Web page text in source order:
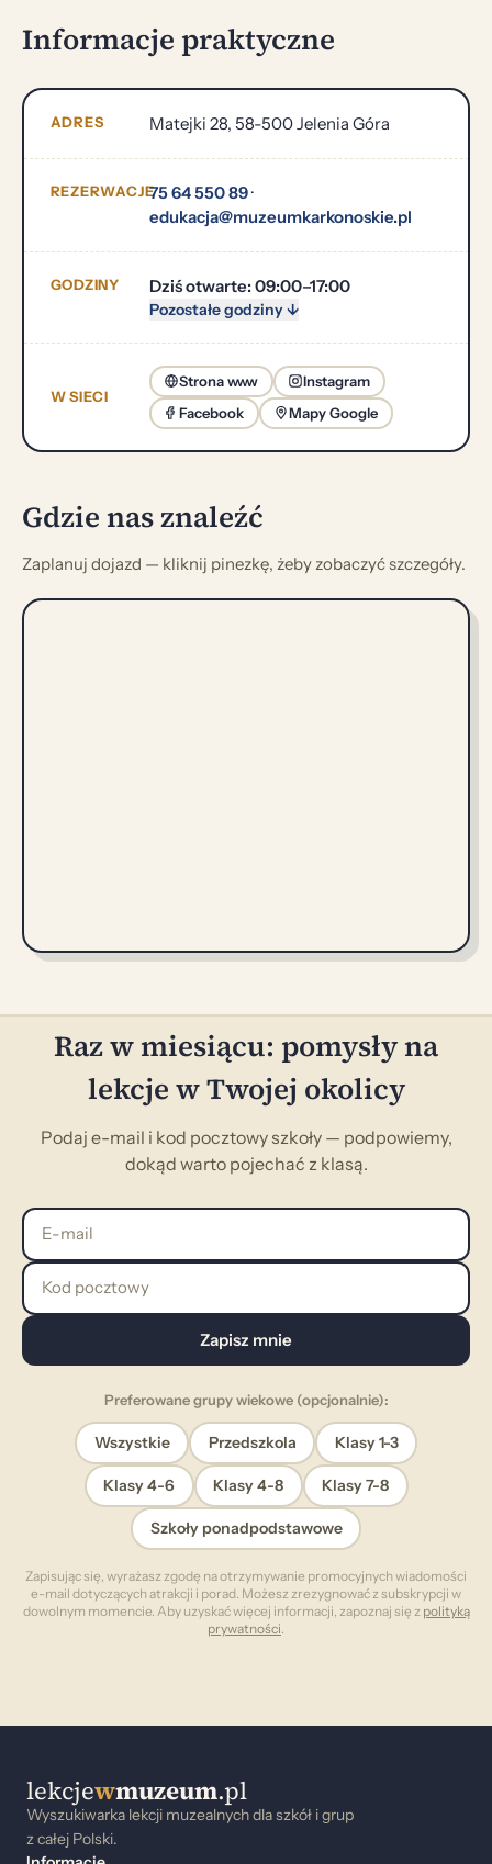
Informacje praktyczne
ADRES Matejki 28, 58-500 Jelenia Góra
REZERWACJE75 64 550 89·
edukacja@muzeumkarkonoskie.pl
GODZINY Dziś otwarte: 09:00–17:00
Pozostałe godziny ↓
W SIECI
Strona www
Instagram
Facebook
Mapy Google
Gdzie nas znaleźć
Zaplanuj dojazd — kliknij pinezkę, żeby zobaczyć szczegóły.
Raz w miesiącu: pomysły na
lekcje w Twojej okolicy
Podaj e-mail i kod pocztowy szkoły — podpowiemy,
dokąd warto pojechać z klasą.
E-mail
Kod pocztowy
Zapisz mnie
Preferowane grupy wiekowe (opcjonalnie):
Wszystkie Przedszkola Klasy 1-3
Klasy 4-6 Klasy 4-8 Klasy 7-8
Szkoły ponadpodstawowe
Zapisując się, wyrażasz zgodę na otrzymywanie promocyjnych wiadomości
e-mail dotyczących atrakcji i porad. Możesz zrezygnować z subskrypcji w
dowolnym momencie. Aby uzyskać więcej informacji, zapoznaj się z polityką
prywatności
lekcjewmuzeum.pl
Wyszukiwarka lekcji muzealnych dla szkół i grup
z całej Polski.